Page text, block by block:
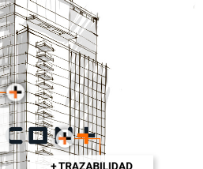
+ TRAZABILIDAD